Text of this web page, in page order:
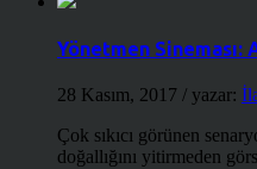
Yönetmen
28 Kasım, 2017 / yazar:
Çok sıkıcı görünen
doğallığını yitirmeden